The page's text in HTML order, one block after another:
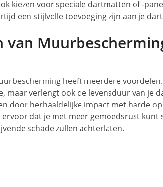
kiezen voor speciale dartmatten of -
een stijlvolle toevoeging zijn aan je
van
heeft meerdere
maar verlengt ook de levensduur van je
door herhaaldelijke impact met harde
dat je met meer gemoedsrust kunt
schade zullen achterlaten.